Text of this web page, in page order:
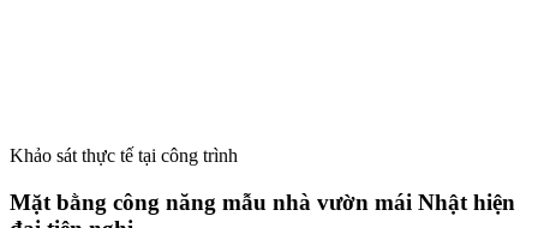
Khảo sát thực tế tại công trình
Mặt bằng công năng mẫu nhà vườn mái Nhật hiện